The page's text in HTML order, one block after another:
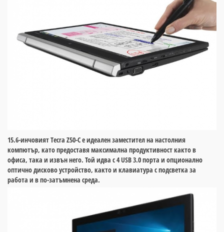
15.6-инчовият Tecra Z50-C е идеален заместител на настолния
компютър, като предоставя максимална продуктивност както в
офиса, така и извън него. Той идва с 4 USB 3.0 порта и опционално
оптично дисково устройство, както и клавиатура с подсветка за
работа и в по-затъмнена среда.